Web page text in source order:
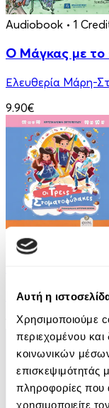
Αυτή η
Χρησιμοποιούμε
περιεχομένου
κοινωνικών
επισκεψιμότητάς
πληροφορίες
χρησιμοποιείτε
Audiobook • 1
Ο Μάγκας με
Ελευθερία Μάρη-
9.90€
Audiobook
Κρυσταλλένια
13.50€